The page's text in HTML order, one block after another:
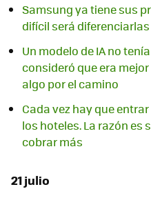
Samsung ya tiene sus
difícil será
Un modelo de IA no
consideró que era
algo por el camino
Cada vez hay que
los hoteles. La razón es
cobrar más
21 julio